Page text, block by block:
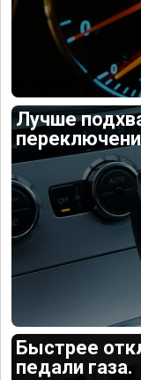
Лучше
Быстрее
педали газа.